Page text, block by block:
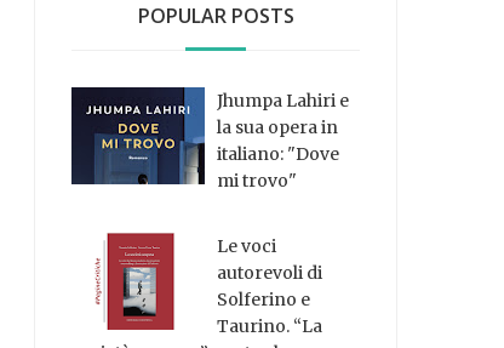
POPULAR POSTS
Jhumpa Lahiri e
la sua opera in
italiano: "Dove
mi trovo"
Le voci
autorevoli di
Solferino e
Taurino. “La